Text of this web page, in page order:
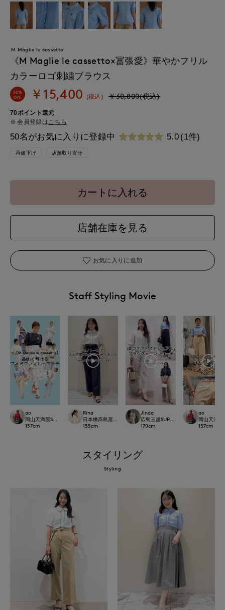
M Maglie le cassetto
《M Maglie le cassetto×冨張愛》華やかフリル
カラーロゴ刺繍ブラウス
50%
OFF ￥15,400 (税込) ￥30,800(税込)
70ポイント還元
会員登録はこちら
50名がお気に入りに登録中 5.0 (1件)
再値下げ 店舗取り寄せ
カートに入れる
店舗在庫を見る
お気に入りに追加
Staff Styling Movie
ao
岡山天満屋SUPERIORCLOSET
157cm
Rina
日本橋高島屋M Maglie le cassetto
155cm
Jinda
広島三越SUPERIORCLOSET
170cm
ao
岡山天満屋
157cm
スタイリング
Styling